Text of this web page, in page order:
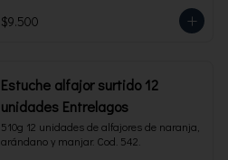
$9.500
Estuche alfajor surtido 12
unidades Entrelagos
510g 12 unidades de alfajores de naranja,
arándano y manjar. Cod. 542.